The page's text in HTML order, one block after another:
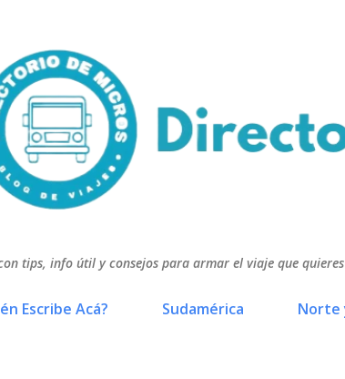
tips, info útil y consejos para armar el viaje que quieres
Escribe Acá? Sudamérica Norte